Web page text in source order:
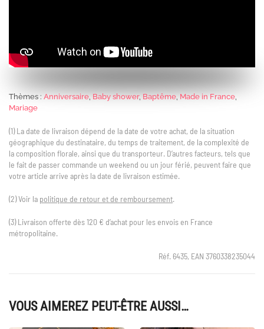
Thèmes : Anniversaire, Baby shower, Baptême, Made in France,
Mariage
(1) La date de livraison dépend de la date de votre achat, de la situation
géographique du destinataire, du temps de traitement, de la complexité de
la composition florale, ainsi que du transporteur. D’autres facteurs, tels que
le fait de passer commande un weekend ou un jour férié, peuvent faire que
votre article arrive après la date de livraison estimée.
(2) Voir la politique de retour et de remboursement.
(3) Livraison offerte dès 120 € d’achat pour les envois en France
métropolitaine.
Réf. 6435, EAN 3760338235044
VOUS AIMEREZ PEUT-ÊTRE AUSSI…